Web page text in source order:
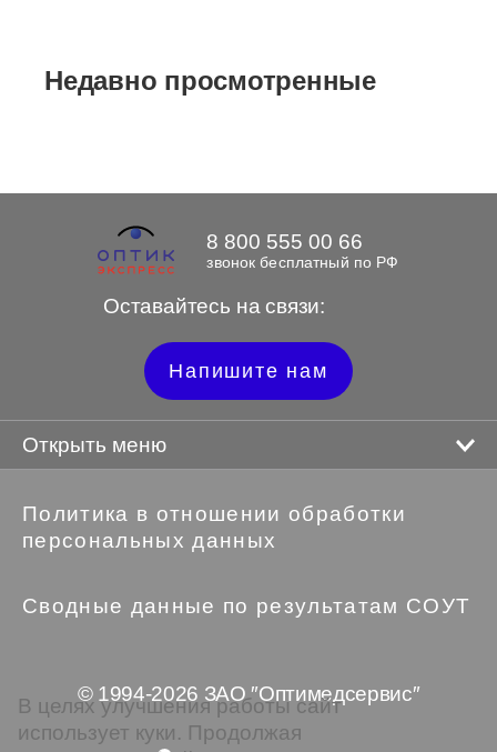
Недавно просмотренные
Оставайтесь на связи:
8 800 555 00 66
звонок бесплатный по РФ
Напишите нам
Открыть меню
Политика в отношении обработки
персональных данных
Сводные данные по результатам СОУТ
© 1994-2026 ЗАО ″Оптимедсервис″
В целях улучшения работы сайт
использует куки. Продолжая